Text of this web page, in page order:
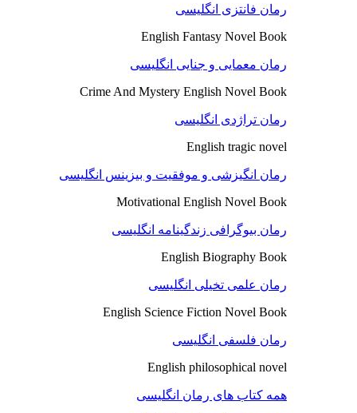
رمان فانتزی انگلیسی
English Fantasy Novel Book
رمان معمایی و جنایی انگلیسی
Crime And Mystery English Novel Book
رمان تراژدی انگلیسی
English tragic novel
رمان انگیزشی و موفقیت و بیزینس انگلیسی
Motivational English Novel Book
رمان بیوگرافی زندگینامه انگلیسی
English Biography Book
رمان علمی تخیلی انگلیسی
English Science Fiction Novel Book
رمان فلسفی انگلیسی
English philosophical novel
همه کتاب های رمان انگلیسی